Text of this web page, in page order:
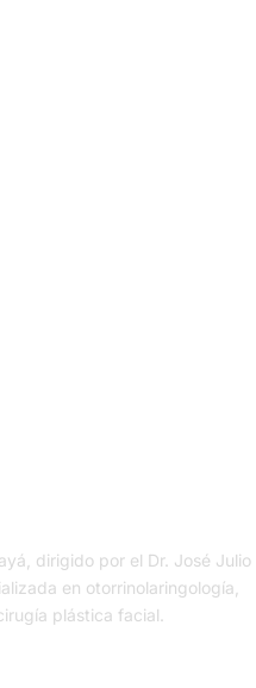
dirigido por el Dr. José Julio
en otorrinolaringología,
plástica facial.